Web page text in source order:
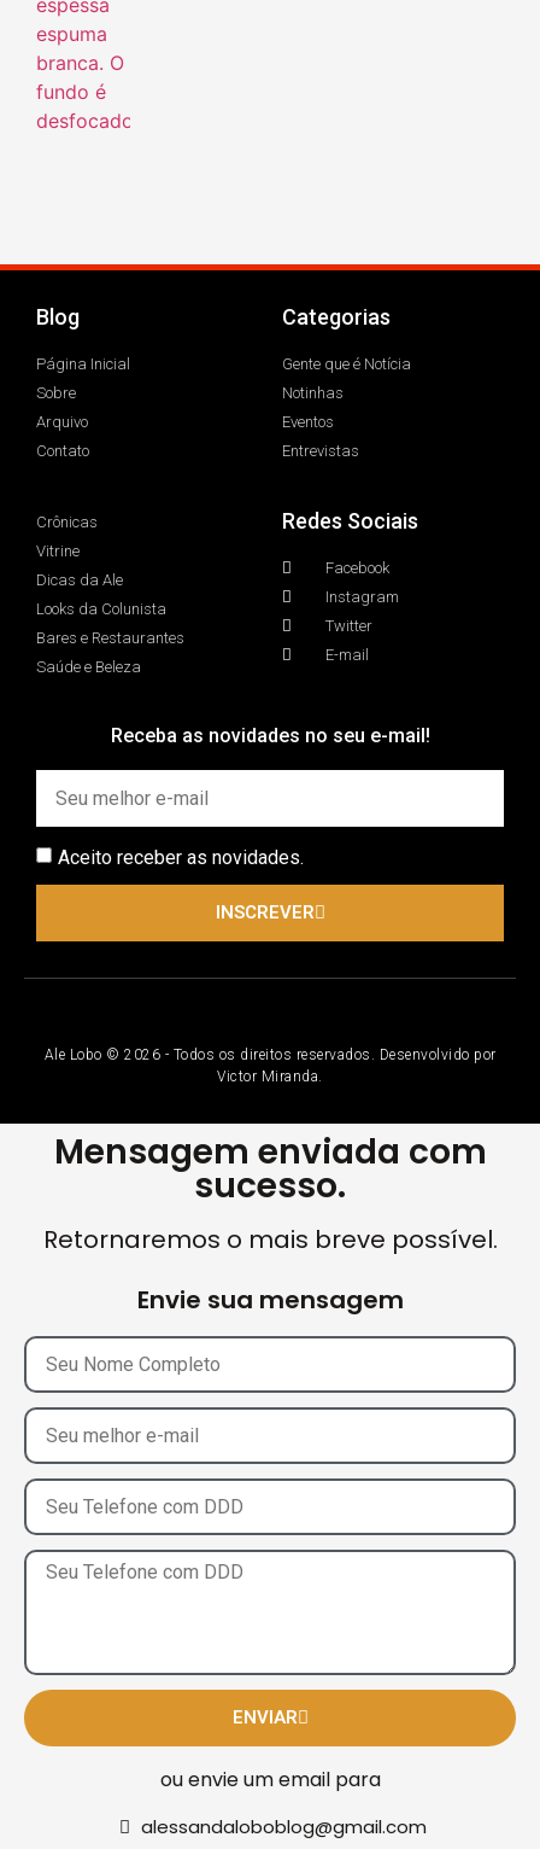
Blog
Página Inicial
Sobre
Arquivo
Contato
Categorias
Gente que é Notícia
Notinhas
Eventos
Entrevistas
Crônicas
Vitrine
Dicas da Ale
Looks da Colunista
Bares e Restaurantes
Saúde e Beleza
Redes Sociais
Facebook
Instagram
Twitter
E-mail
Receba as novidades no seu e-mail!
Aceito receber as novidades.
INSCREVER
Ale Lobo © 2026 - Todos os direitos reservados. Desenvolvido por
Victor Miranda.
Mensagem enviada com
sucesso.
Retornaremos o mais breve possível.
Envie sua mensagem
ENVIAR
ou envie um email para
alessandaloboblog@gmail.com